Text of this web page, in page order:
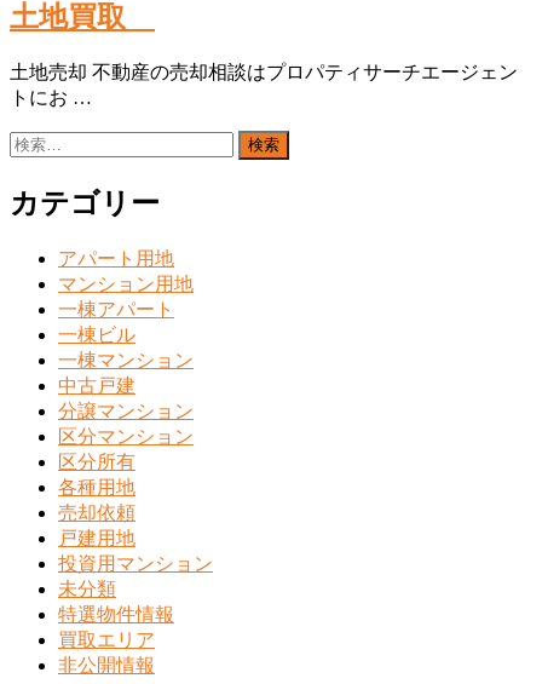
土地買取
土地売却 不動産の売却相談はプロパティサーチエージェン
トにお …
検
カテゴリー
アパート用地
マンション用地
一棟アパート
一棟ビル
一棟マンション
中古戸建
分譲マンション
区分マンション
区分所有
各種用地
売却依頼
戸建用地
投資用マンション
未分類
特選物件情報
買取エリア
非公開情報